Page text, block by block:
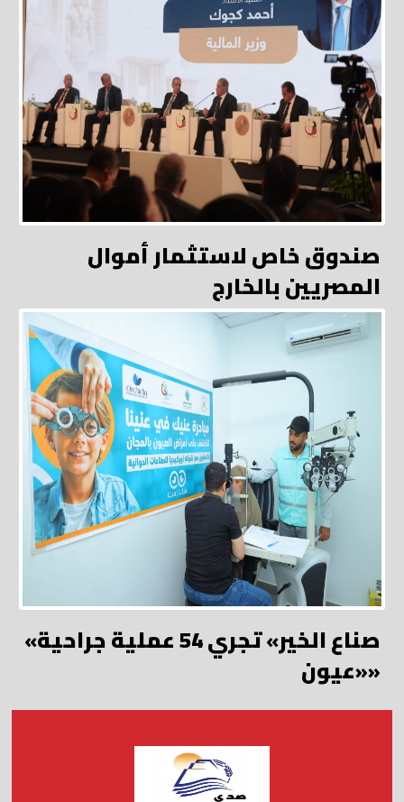
صندوق خاص لاستثمار أموال
المصريين بالخارج
«صناع الخير» تجري 54 عملية جراحية
«عيون»